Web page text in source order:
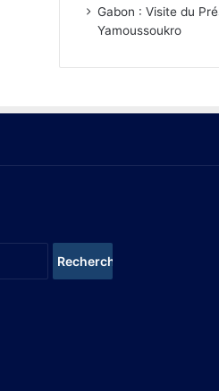
Gabon : Visite du
Yamoussoukro